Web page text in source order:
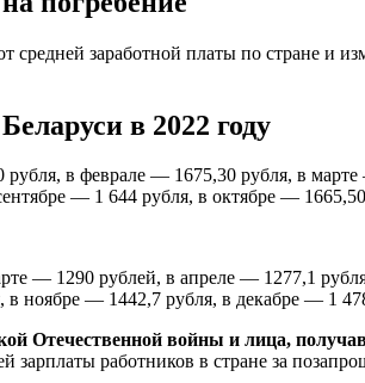
средней заработной платы по стране и
в 2022 году
рубля, в феврале — 1675,30 рубля, в
— 1 644 рубля, в октябре —
— 1290 рублей, в апреле — 1277,1
ноябре — 1442,7 рубля, в декабре — 1
Отечественной войны и лица,
работников в стране за